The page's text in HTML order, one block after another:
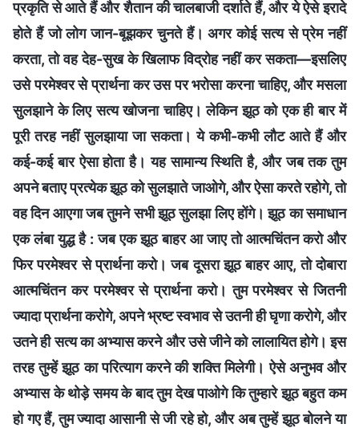
प्रकृति से आते हैं और शैतान की चालबाजी दर्शाते हैं, और ये ऐसे इरादे
होते हैं जो लोग जान-बूझकर चुनते हैं। अगर कोई सत्य से प्रेम नहीं
करता, तो वह देह-सुख के खिलाफ विद्रोह नहीं कर सकता—इसलिए
उसे परमेश्वर से प्रार्थना कर उस पर भरोसा करना चाहिए, और मसला
सुलझाने के लिए सत्य खोजना चाहिए। लेकिन झूठ को एक ही बार में
पूरी तरह नहीं सुलझाया जा सकता। ये कभी-कभी लौट आते हैं और
कई-कई बार ऐसा होता है। यह सामान्य स्थिति है, और जब तक तुम
अपने बताए प्रत्येक झूठ को सुलझाते जाओगे, और ऐसा करते रहोगे, तो
वह दिन आएगा जब तुमने सभी झूठ सुलझा लिए होंगे। झूठ का समाधान
एक लंबा युद्ध है : जब एक झूठ बाहर आ जाए तो आत्मचिंतन करो और
फिर परमेश्वर से प्रार्थना करो। जब दूसरा झूठ बाहर आए, तो दोबारा
आत्मचिंतन कर परमेश्वर से प्रार्थना करो। तुम परमेश्वर से जितनी
ज्यादा प्रार्थना करोगे, अपने भ्रष्ट स्वभाव से उतनी ही घृणा करोगे, और
उतने ही सत्य का अभ्यास करने और उसे जीने को लालायित होगे। इस
तरह तुम्हें झूठ का परित्याग करने की शक्ति मिलेगी। ऐसे अनुभव और
अभ्यास के थोड़े समय के बाद तुम देख पाओगे कि तुम्हारे झूठ बहुत कम
हो गए हैं, तुम ज्यादा आसानी से जी रहे हो, और अब तुम्हें झूठ बोलने या